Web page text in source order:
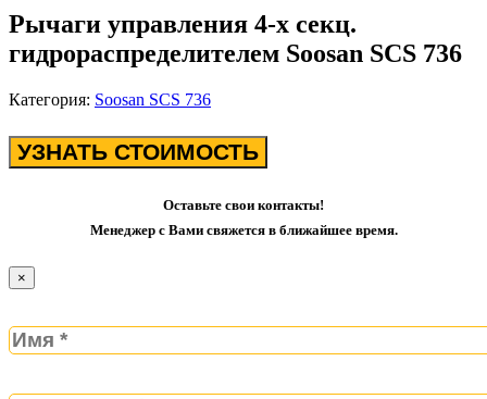
Рычаги управления 4-х секц.
гидрораспределителем Soosan SCS 736
Категория: Soosan SCS 736
УЗНАТЬ СТОИМОСТЬ
Оставьте свои контакты!
Менеджер с Вами свяжется в ближайшее время.
×